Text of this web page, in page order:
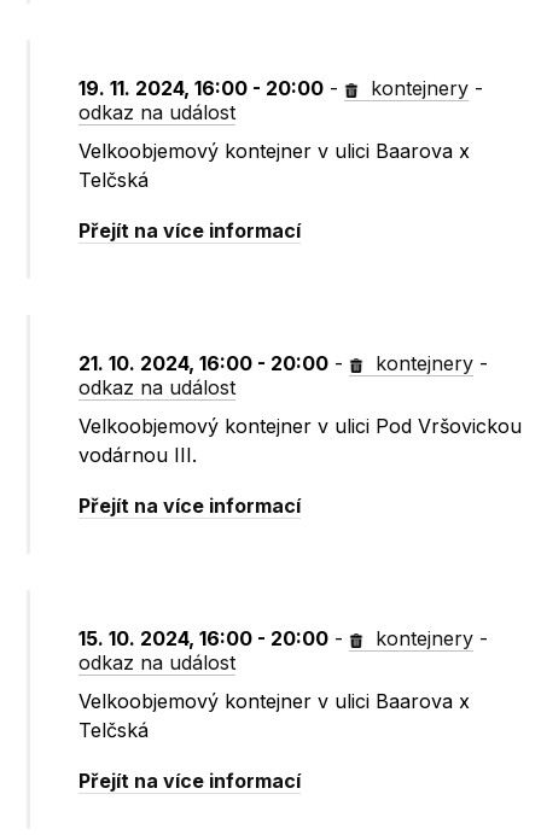
19. 11. 2024, 16:00 - 20:00 - kontejnery -
odkaz na událost
Velkoobjemový kontejner v ulici Baarova x
Telčská
Přejít na více informací
21. 10. 2024, 16:00 - 20:00 - kontejnery -
odkaz na událost
Velkoobjemový kontejner v ulici Pod Vršovickou
vodárnou III.
Přejít na více informací
15. 10. 2024, 16:00 - 20:00 - kontejnery -
odkaz na událost
Velkoobjemový kontejner v ulici Baarova x
Telčská
Přejít na více informací